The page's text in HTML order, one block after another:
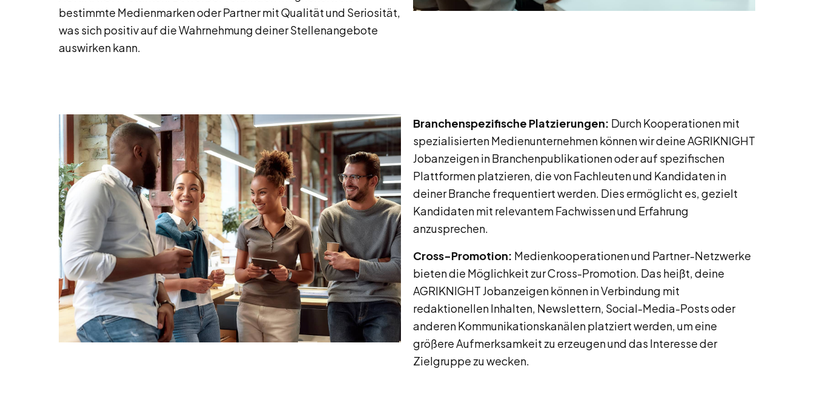
bestimmte Medienmarken oder Partner mit Qualität und Seriosität,
was sich positiv auf die Wahrnehmung deiner Stellenangebote
auswirken kann.
Branchenspezifische Platzierungen: Durch Kooperationen mit
spezialisierten Medienunternehmen können wir deine AGRIKNIGHT
Jobanzeigen in Branchenpublikationen oder auf spezifischen
Plattformen platzieren, die von Fachleuten und Kandidaten in
deiner Branche frequentiert werden. Dies ermöglicht es, gezielt
Kandidaten mit relevantem Fachwissen und Erfahrung
anzusprechen.
Cross-Promotion: Medienkooperationen und Partner-Netzwerke
bieten die Möglichkeit zur Cross-Promotion. Das heißt, deine
AGRIKNIGHT Jobanzeigen können in Verbindung mit
redaktionellen Inhalten, Newslettern, Social-Media-Posts oder
anderen Kommunikationskanälen platziert werden, um eine
größere Aufmerksamkeit zu erzeugen und das Interesse der
Zielgruppe zu wecken.